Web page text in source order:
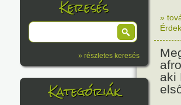
Keresés
» részletes keresés
Kategóriák
»
aki